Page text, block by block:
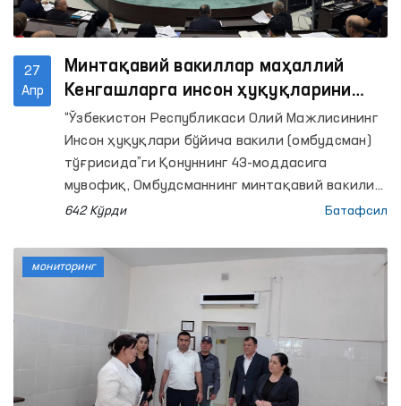
27
Апр
Минтақавий вакиллар маҳаллий
Кенгашларга инсон ҳуқуқларини
ҳимоя қилиш ҳолати юзасидан
маъруза тақдим этди
“Ўзбекистон Республикаси Олий Мажлисининг
Инсон ҳуқуқлари бўйича вакили (омбудсман)
тўғрисида”ги Қонуннинг 43-моддасига
мувофиқ, Омбудсманнинг минтақавий вакили
ҳудудда инсон ҳуқуқлари, эркинликлари ва
тўғрисида Омбудсман билан келишилган
ҳолда ҳар йили тегишинча Қорақалпоғистон
Республикаси Жўқорғи Кенгесига, халқ
депутатлари вилоятлар ва Тошкент шаҳар
Кенгашларига маъруза тақдим этади.
642 Кўрди Батафсил
мониторинг